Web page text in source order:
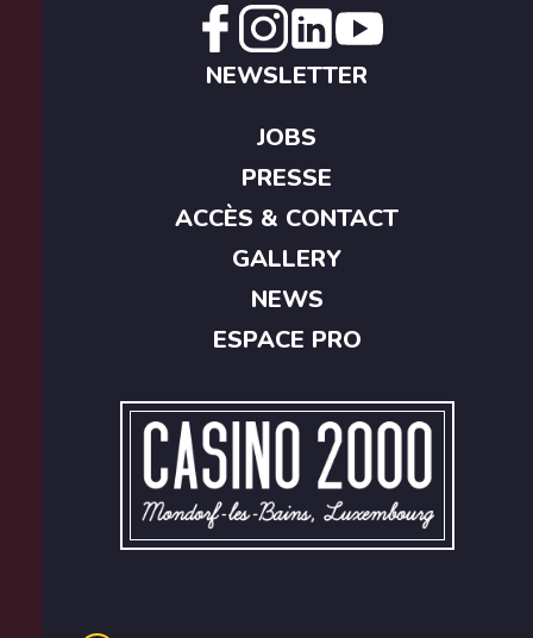
NEWSLETTER
JOBS
PRESSE
ACCÈS & CONTACT
GALLERY
NEWS
ESPACE PRO